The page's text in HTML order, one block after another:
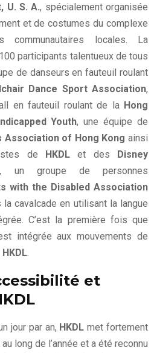
U. S. A., spécialement organisée
et de costumes du complexe
communautaires locales. La
participants talentueux de tous
de danseurs en fauteuil roulant
Dance Sport Association,
en fauteuil roulant de la Hong
Youth, une équipe de
Association of Hong Kong ainsi
de HKDL et des Disney
un groupe de personnes
with the Disabled Association
la cavalcade en utilisant la langue
C’est la première fois que
intégrée aux mouvements de
HKDL
et
jour par an, HKDL met fortement
long de l’année et a été reconnu